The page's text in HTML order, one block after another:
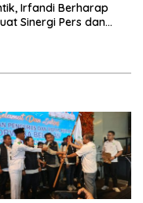
Irfandi Berharap
Sinergi Pers dan